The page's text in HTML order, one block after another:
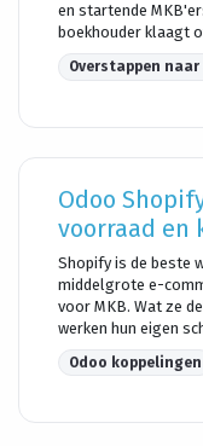
en startende
boekhouder klaagt
Overstappen naar
Odoo
voorraad en
Shopify is de beste
middelgrote e-
voor MKB. Wat ze
werken hun eigen
Odoo koppelingen